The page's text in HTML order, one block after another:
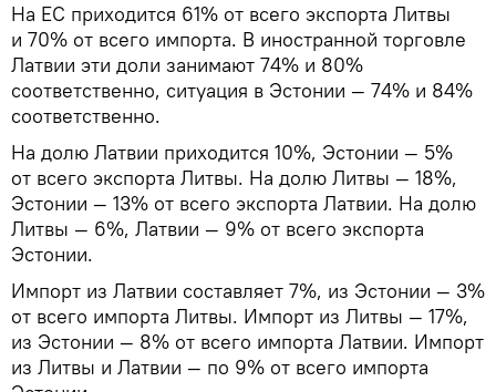
На ЕС приходится 61% от всего экспорта Литвы
и 70% от всего импорта. В иностранной торговле
Латвии эти доли занимают 74% и 80%
соответственно, ситуация в Эстонии — 74% и 84%
соответственно.
На долю Латвии приходится 10%, Эстонии — 5%
от всего экспорта Литвы. На долю Литвы — 18%,
Эстонии — 13% от всего экспорта Латвии. На долю
Литвы — 6%, Латвии — 9% от всего экспорта
Эстонии.
Импорт из Латвии составляет 7%, из Эстонии — 3%
от всего импорта Литвы. Импорт из Литвы — 17%,
из Эстонии — 8% от всего импорта Латвии. Импорт
из Литвы и Латвии — по 9% от всего импорта